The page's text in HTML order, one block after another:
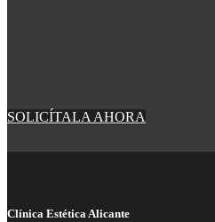
SOLICÍTALA AHORA
Clínica Estética Alicante